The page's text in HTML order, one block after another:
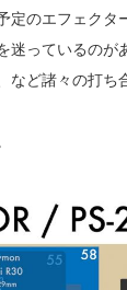
定のエフェク
迷っているのが
など諸々の打ち